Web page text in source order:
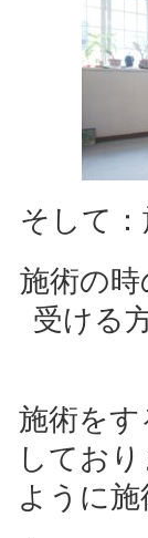
そして：
施術の
受ける
施術を
してお
ように施